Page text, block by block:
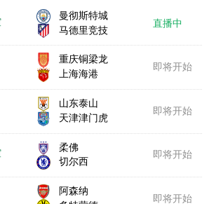
曼彻斯特城
马德里竞技
直播中
重庆铜梁龙
上海海港
即将开始
山东泰山
天津津门虎
即将开始
柔佛
切尔西
即将开始
阿森纳
即将开始